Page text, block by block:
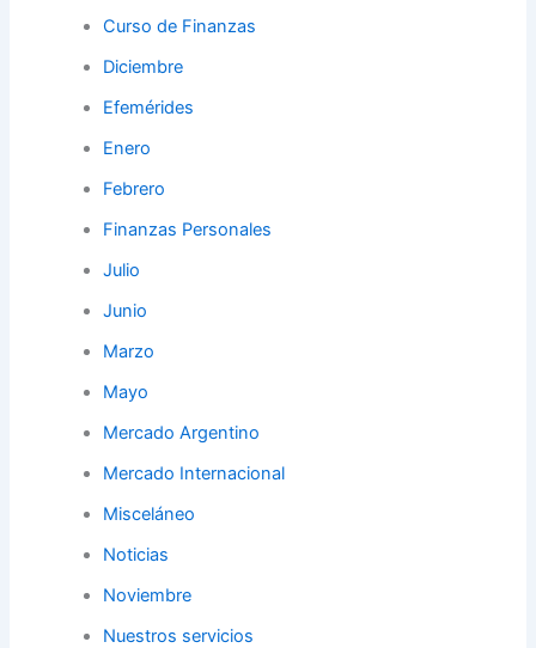
Curso de Finanzas
Diciembre
Efemérides
Enero
Febrero
Finanzas Personales
Julio
Junio
Marzo
Mayo
Mercado Argentino
Mercado Internacional
Misceláneo
Noticias
Noviembre
Nuestros servicios